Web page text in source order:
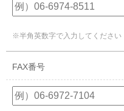
※半角英数字で入力してください
FAX番号